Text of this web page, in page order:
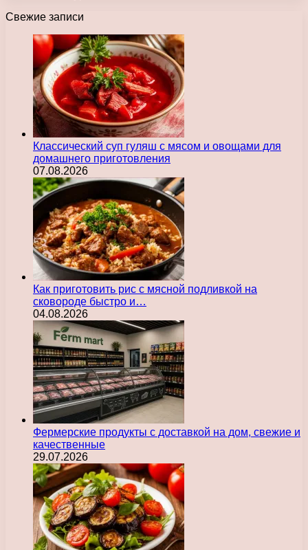
Свежие записи
Классический суп гуляш с мясом и овощами для
домашнего приготовления
07.08.2026
Как приготовить рис с мясной подливкой на
сковороде быстро и…
04.08.2026
Фермерские продукты с доставкой на дом, свежие и
качественные
29.07.2026